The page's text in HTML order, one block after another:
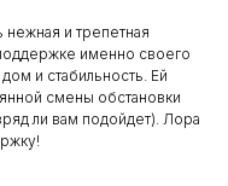
и трепетная
именно своего
и стабильность. Ей
смены обстановки
ли вам подойдет). Лора